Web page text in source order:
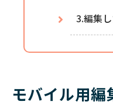
3.編集
モバイル用編